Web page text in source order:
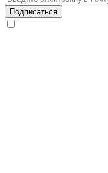
Подписаться